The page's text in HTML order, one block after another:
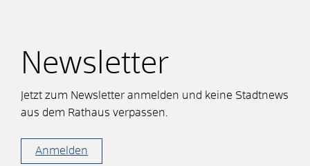
Newsletter
Jetzt zum Newsletter anmelden und keine Stadtnews
aus dem Rathaus verpassen.
Anmelden